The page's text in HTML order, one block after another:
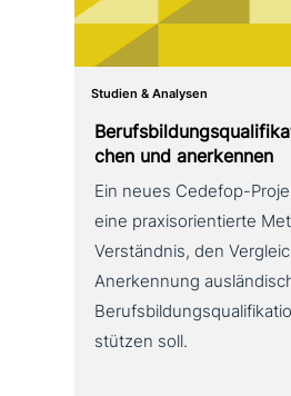
Studien & Analysen
chen und anerkennen
Ein neues Cedefop-
eine pra­xis­ori­en­tier­te
Verständnis, den
Anerkennung
stüt­zen soll.